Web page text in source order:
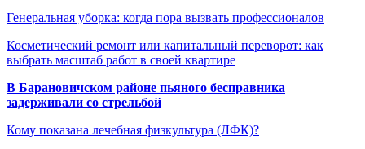
Генеральная уборка: когда пора вызвать профессионалов
Косметический ремонт или капитальный переворот: как
выбрать масштаб работ в своей квартире
В Барановичском районе пьяного бесправника
задерживали со стрельбой
Кому показана лечебная физкультура (ЛФК)?